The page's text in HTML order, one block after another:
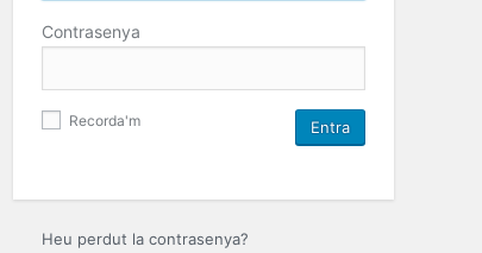
Contrasenya
Recorda'm
Heu perdut la contrasenya?